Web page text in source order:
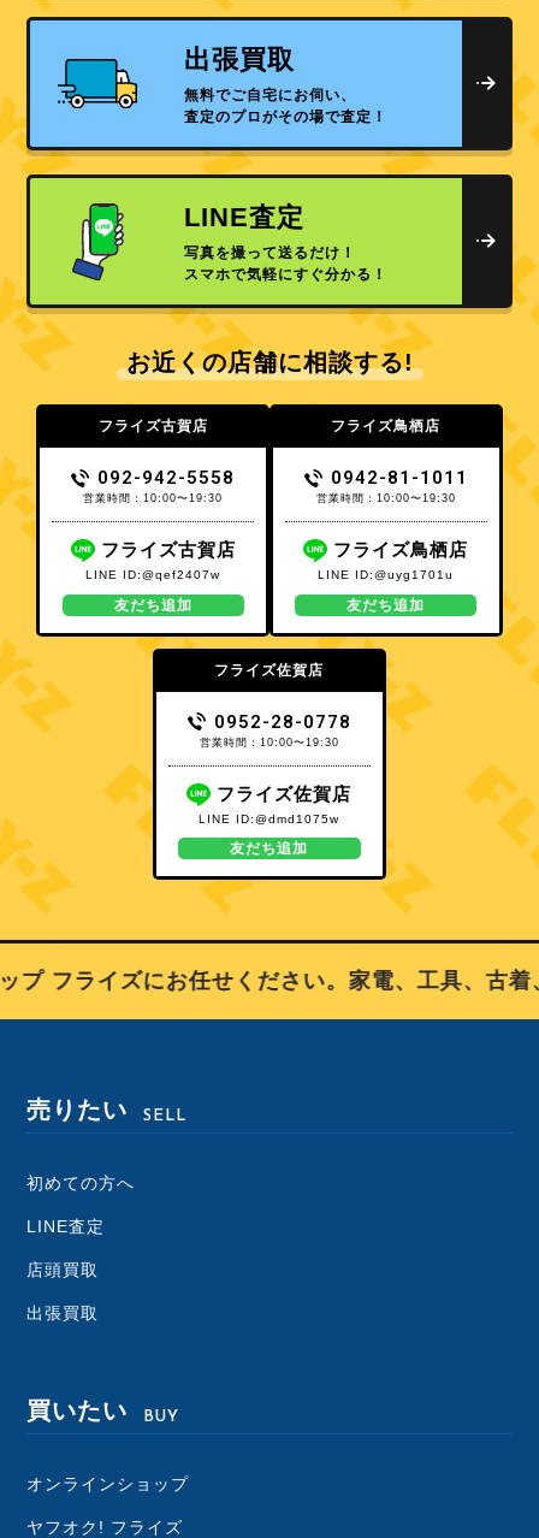
出張買取
無料でご自宅にお伺い、
査定のプロがその場で査定！
LINE査定
写真を撮って送るだけ！
スマホで気軽にすぐ分かる！
お近くの店舗に相談する!
フライズ古賀店
092-942-5558
営業時間：10:00〜19:30
フライズ古賀店
LINE ID:@qef2407w
友だち追加
フライズ鳥栖店
0942-81-1011
営業時間：10:00〜19:30
フライズ鳥栖店
LINE ID:@uyg1701u
友だち追加
フライズ佐賀店
0952-28-0778
営業時間：10:00〜19:30
フライズ佐賀店
LINE ID:@dmd1075w
友だち追加
フライズにお任せください。家電、工具、古着
売りたい SELL
初めての方へ
LINE査定
店頭買取
出張買取
買いたい BUY
オンラインショップ
ヤフオク! フライズ